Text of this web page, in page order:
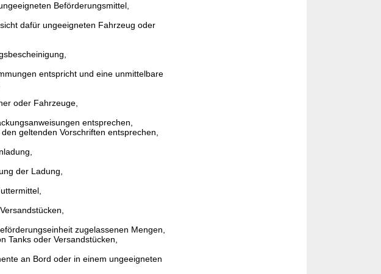
Beförderungsmittel,
dafür ungeeigneten Fahrzeug oder
entspricht und eine unmittelbare
oder Fahrzeuge,
entsprechen,
geltenden Vorschriften entsprechen,
der Ladung,
zugelassenen Mengen,
Tanks oder Versandstücken,
an Bord oder in einem ungeeigneten